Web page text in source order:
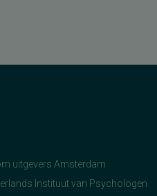
uitgevers Amsterdam
Instituut van Psychologen